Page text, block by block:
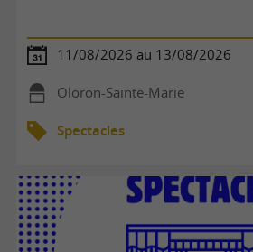
11/08/2026 au 13/08/2026
Oloron-Sainte-Marie
Spectacles